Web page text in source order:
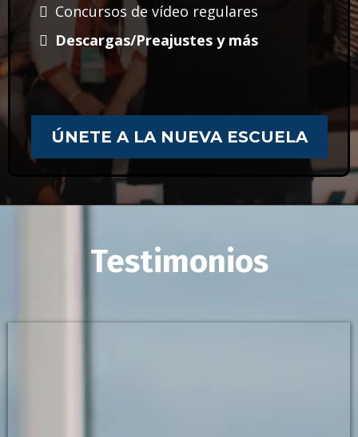
Concursos de vídeo regulares
Descargas/Preajustes y más
ÚNETE A LA NUEVA ESCUELA
Testimonios